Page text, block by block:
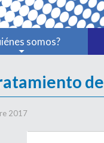
somos?
2017